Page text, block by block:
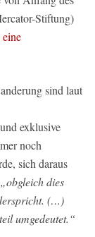
Stiftung)
sind laut
exklusive
noch
sich daraus
„obgleich dies
(…)
umgedeutet.“